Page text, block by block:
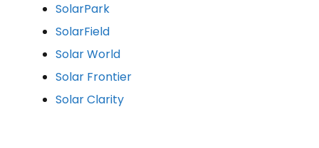
SolarPark
SolarField
Solar World
Solar Frontier
Solar Clarity